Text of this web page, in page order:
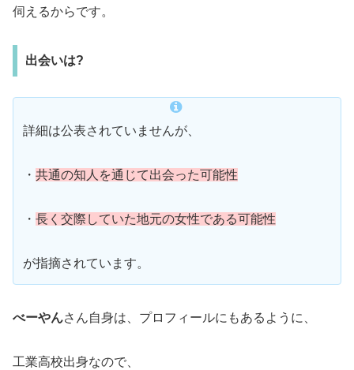
伺えるからです。
出会いは?
詳細は公表されていませんが、
・ 共通の知人を通じて出会った可能性
・ 長く交際していた地元の女性である可能性
が指摘されています。
べーやんさん自身は、プロフィールにもあるように、
工業高校出身なので、